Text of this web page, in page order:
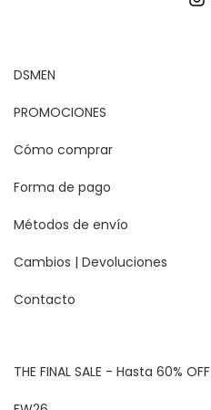
DSMEN
PROMOCIONES
Cómo comprar
Forma de pago
Métodos de envío
Cambios | Devoluciones
Contacto
THE FINAL SALE - Hasta 60% OFF